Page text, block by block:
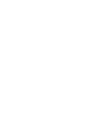
phép bạn làm việc ở
duy nhất trên thế
tiết kiệm pin tùy
lượng bàn phím tới